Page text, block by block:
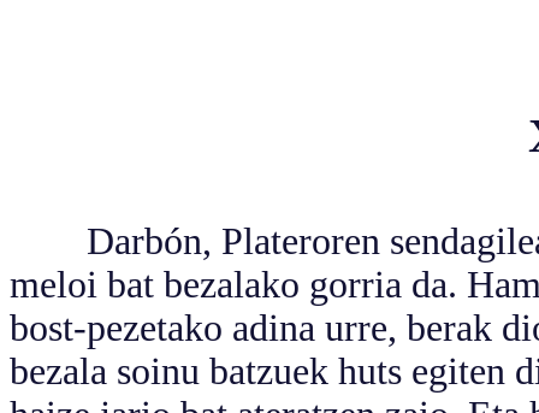
Darbón, Plateroren
meloi bat bezalako gorria da.
bost-pezetako adina urre, berak
bezala soinu batzuek huts egiten